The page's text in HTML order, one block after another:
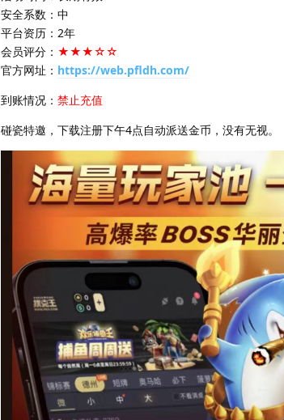
安全系数：中
平台资历：2年
会员评分： ★★★☆☆
官方网址： https://web.pfldh.com/
到账情况： 禁止充值
碰瓷特邀，下载注册下午4点自动派送金币，没有无视。